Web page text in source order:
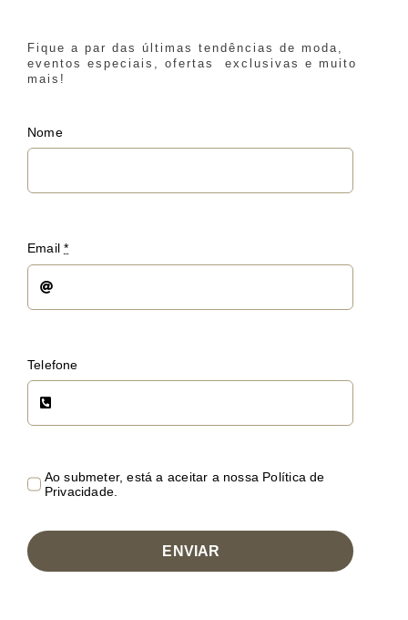
Fique a par das últimas tendências de moda,
eventos especiais, ofertas exclusivas e muito
mais!
Nome
Email*
Telefone
Ao submeter, está a aceitar a nossa Política de
Privacidade.
ENVIAR